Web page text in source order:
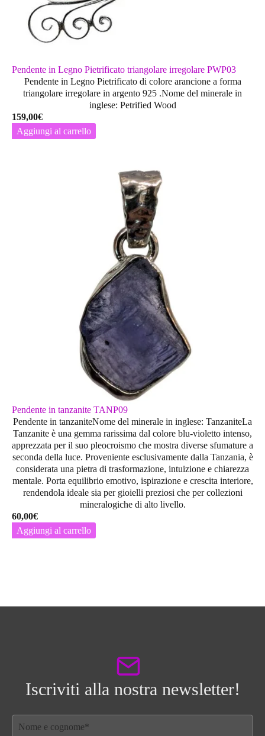
Pendente in Legno Pietrificato triangolare irregolare PWP03
Pendente in Legno Pietrificato di colore arancione a forma
triangolare irregolare in argento 925 .Nome del minerale in
inglese: Petrified Wood
159,00€
Aggiungi al carrello
Pendente in tanzanite TANP09
Pendente in tanzaniteNome del minerale in inglese: TanzaniteLa
Tanzanite è una gemma rarissima dal colore blu-violetto intenso,
apprezzata per il suo pleocroismo che mostra diverse sfumature a
seconda della luce. Proveniente esclusivamente dalla Tanzania, è
considerata una pietra di trasformazione, intuizione e chiarezza
mentale. Porta equilibrio emotivo, ispirazione e crescita interiore,
rendendola ideale sia per gioielli preziosi che per collezioni
mineralogiche di alto livello.
60,00€
Aggiungi al carrello
Iscriviti alla nostra newsletter!